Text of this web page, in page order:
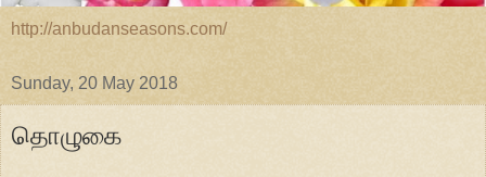
http://anbudanseasons.com/
Sunday, 20 May 2018
தொழுகை